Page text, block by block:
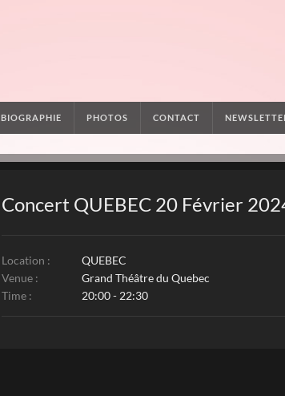
BIOGRAPHIE PHOTOS CONTACT
Concert QUEBEC 20 Février
Location :
QUEBEC
Venue :
Grand Théâtre du Quebec
Time :
20:00 - 22:30